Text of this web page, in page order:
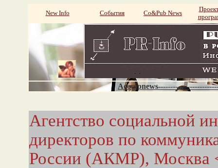
New Info События Со&Pub News
Агентство социальной
директоров по
России (АКМР), Москва